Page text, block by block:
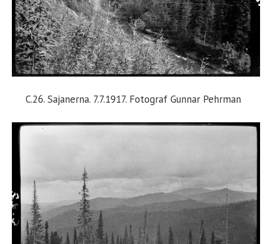
C.26. Sajanerna. 7.7.1917. Fotograf Gunnar Pehrman